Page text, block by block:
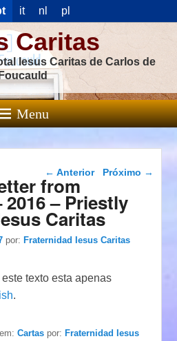
it nl pl
Caritas
Iesus Caritas de Carlos de
Menu
Navegação das
← Anterior Próximo →
from
2016 – Priestly
Caritas
por:Fraternidad Iesus Caritas
texto esta apenas
.
em:Cartas por:Fraternidad Iesus